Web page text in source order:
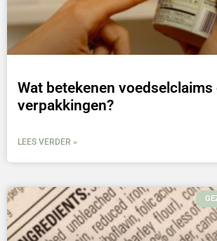
Wat betekenen voedselclaims
verpakkingen?
LEES VERDER »